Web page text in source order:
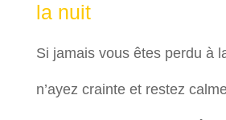
la nuit
Si jamais vous êtes perdu à
n’ayez crainte et restez